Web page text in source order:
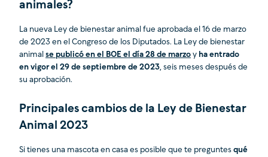
animales?
La nueva Ley de bienestar animal fue aprobada el 16 de marzo
de 2023 en el Congreso de los Diputados. La Ley de bienestar
animal se publicó en el BOE el día 28 de marzo y ha entrado
en vigor el 29 de septiembre de 2023, seis meses después de
su aprobación.
Principales cambios de la Ley de Bienestar
Animal 2023
Si tienes una mascota en casa es posible que te preguntes qué